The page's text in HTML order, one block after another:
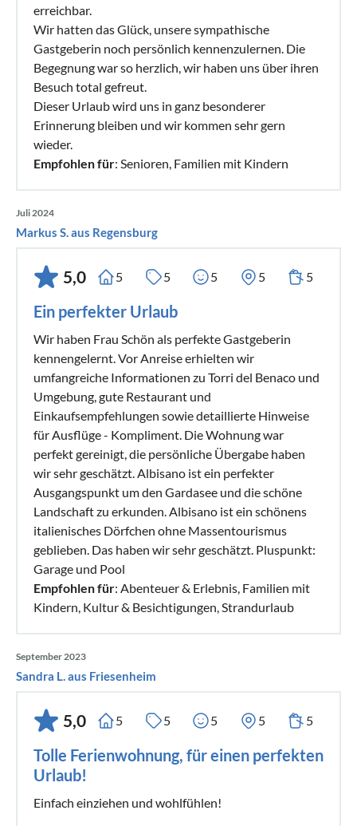
erreichbar.
Wir hatten das Glück, unsere sympathische
Gastgeberin noch persönlich kennenzulernen. Die
Begegnung war so herzlich, wir haben uns über ihren
Besuch total gefreut.
Dieser Urlaub wird uns in ganz besonderer
Erinnerung bleiben und wir kommen sehr gern
wieder.
Empfohlen für: Senioren, Familien mit Kindern
Juli 2024
Markus S. aus Regensburg
5,0 5 5 5 5 5
Ein perfekter Urlaub
Wir haben Frau Schön als perfekte Gastgeberin
kennengelernt. Vor Anreise erhielten wir
umfangreiche Informationen zu Torri del Benaco und
Umgebung, gute Restaurant und
Einkaufsempfehlungen sowie detaillierte Hinweise
für Ausflüge - Kompliment. Die Wohnung war
perfekt gereinigt, die persönliche Übergabe haben
wir sehr geschätzt. Albisano ist ein perfekter
Ausgangspunkt um den Gardasee und die schöne
Landschaft zu erkunden. Albisano ist ein schönens
italienisches Dörfchen ohne Massentourismus
geblieben. Das haben wir sehr geschätzt. Pluspunkt:
Garage und Pool
Empfohlen für: Abenteuer & Erlebnis, Familien mit
Kindern, Kultur & Besichtigungen, Strandurlaub
September 2023
Sandra L. aus Friesenheim
5,0 5 5 5 5 5
Tolle Ferienwohnung, für einen perfekten
Urlaub!
Einfach einziehen und wohlfühlen!